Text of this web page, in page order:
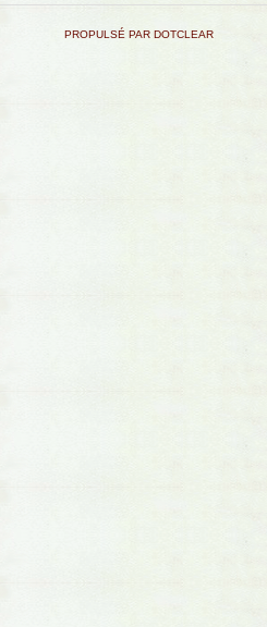
PROPULSÉ PAR DOTCLEAR